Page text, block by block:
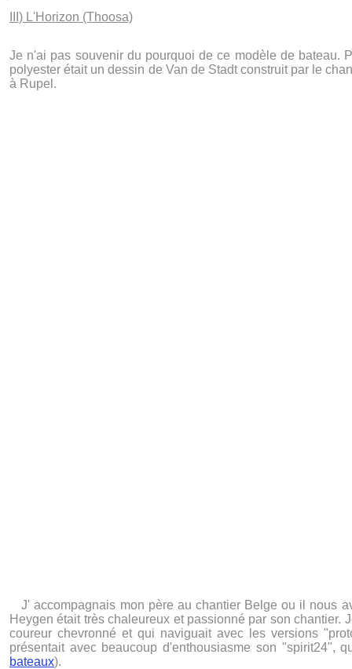
III) L'Horizon (Thoosa)
Je n'ai pas souvenir du pourquoi de ce modèle de bateau.
polyester était un dessin de Van de Stadt construit par le
à Rupel.
J' accompagnais mon père au chantier Belge ou il nous
Heygen était très chaleureux et passionné par son
coureur chevronné et qui naviguait avec les versions
présentait avec beaucoup d'enthousiasme son
bateaux).